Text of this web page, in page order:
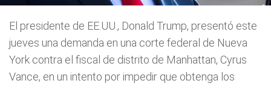
El presidente de EE.UU., Donald Trump, presentó este
jueves una demanda en una corte federal de Nueva
York contra el fiscal de distrito de Manhattan, Cyrus
Vance, en un intento por impedir que obtenga los